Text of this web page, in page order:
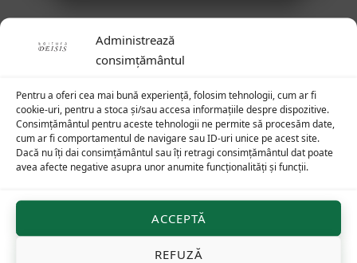
Administrează
consimțământul
Pentru a oferi cea mai bună experiență, folosim tehnologii, cum ar fi
cookie-uri, pentru a stoca și/sau accesa informațiile despre dispozitive.
Consimțământul pentru aceste tehnologii ne permite să procesăm date,
cum ar fi comportamentul de navigare sau ID-uri unice pe acest site.
Dacă nu îți dai consimțământul sau îți retragi consimțământul dat poate
avea afecte negative asupra unor anumite funcționalități și funcții.
ACCEPTĂ
REFUZĂ
Produse similare
32lei 37lei